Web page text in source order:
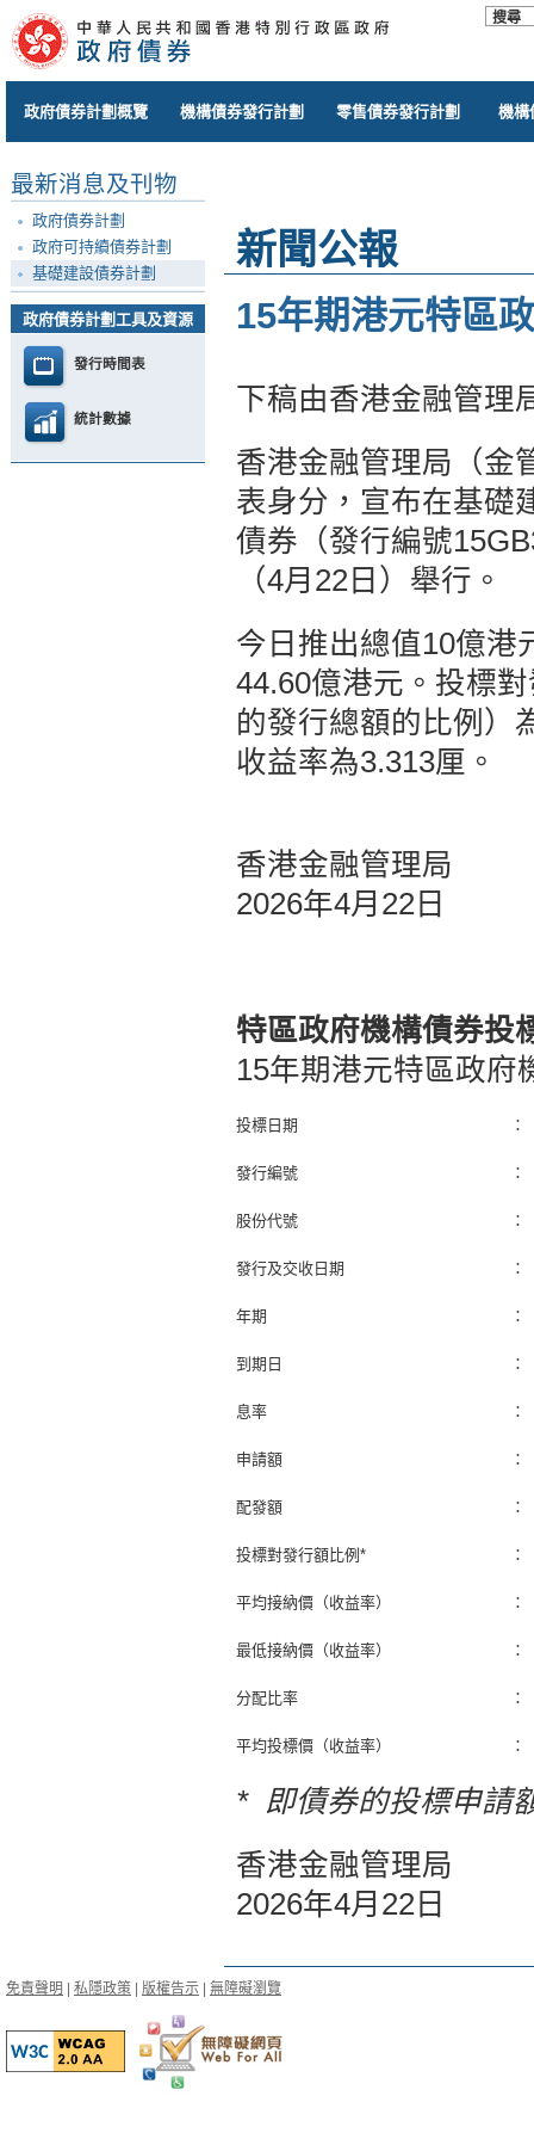
政府債券計劃概覽 機構債券發行計劃 零售債券發行計劃 機構
最新消息及刊物
政府債券計劃
政府可持續債券計劃
基礎建設債券計劃
政府債券計劃工具及資源
發行時間表
統計數據
新聞公報
15年期港元特區
下稿由香港金融管理
香港金融管理局（金
表身分，宣布在基礎
債券（發行編號
（4月22日）舉行。
今日推出總值10億港
44.60億港元。投標
的發行總額的比例）
收益率為3.313厘。
香港金融管理局
2026年4月22日
特區政府機構債券投
15年期港元特區政府
投標日期 ：
發行編號 ：
股份代號 ：
發行及交收日期 ：
年期 ：
到期日 ：
息率 ：
申請額 ：
配發額 ：
投標對發行額比例* ：
平均接納價（收益率） ：
最低接納價（收益率） ：
分配比率 ：
平均投標價（收益率） ：
* 即債券的投標申請
香港金融管理局
2026年4月22日
免責聲明 私隱政策 版權告示 無障礙瀏覽